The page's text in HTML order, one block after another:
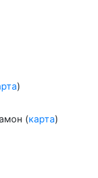
)
(карта)